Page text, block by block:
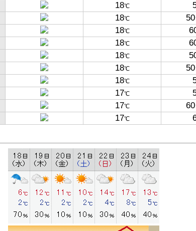
18℃
18℃ 50
18℃
18℃
18℃
18℃ 50
18℃
17℃
17℃ 60
17℃